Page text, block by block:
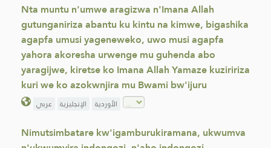
Nta muntu n'umwe aragizwa n'Imana Allah
gutunganiriza abantu ku kintu na kimwe, bigashika
agapfa umusi yageneweko, uwo musi agapfa
yahora akoresha urwenge mu guhenda abo
yaragijwe, kiretse ko Imana Allah Yamaze kuziririza
kuri we ko azokwnjira mu Bwami bw'ijuru
عربي الإنجليزية الأوردية
Nimutsimbatare kw'igamburukiramana, ukwumva